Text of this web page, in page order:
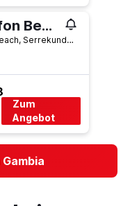
Balafon Beach Resort
Kololi Beach, Serrekunda, Gambia
Zum
Angebot